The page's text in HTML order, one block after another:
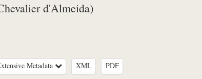
d'Almeida)
Metadata XML PDF